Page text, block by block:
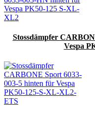
Stossdämpfer
Vespa